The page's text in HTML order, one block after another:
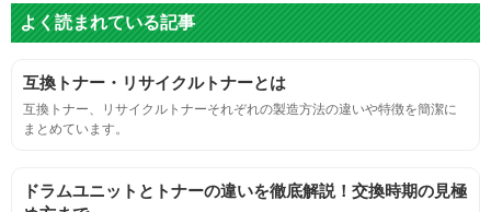
グレースケール
目視検査にて数値測定
連続印刷時の安定した印刷枚数測定
よく読まれている記事
互換トナー・リサイクルトナーとは
互換トナー、リサイクルトナーそれぞれの製造方法の違いや特徴を簡潔に
まとめています。
ドラムユニットとトナーの違いを徹底解説！交換時期の見極